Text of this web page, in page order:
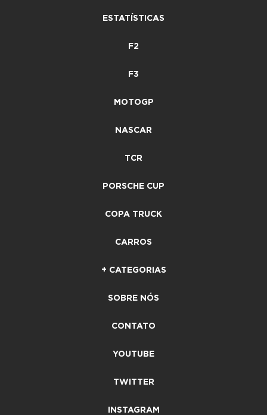
ESTATÍSTICAS
F2
F3
MOTOGP
NASCAR
TCR
PORSCHE CUP
COPA TRUCK
CARROS
+ CATEGORIAS
SOBRE NÓS
CONTATO
YOUTUBE
TWITTER
INSTAGRAM